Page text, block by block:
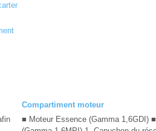
Compartiment moteur
■ Moteur Essence (Gamma 1,6GDI)